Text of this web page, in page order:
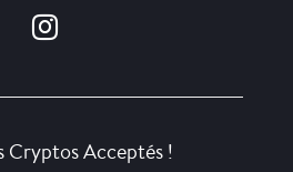
Cryptos Acceptés !